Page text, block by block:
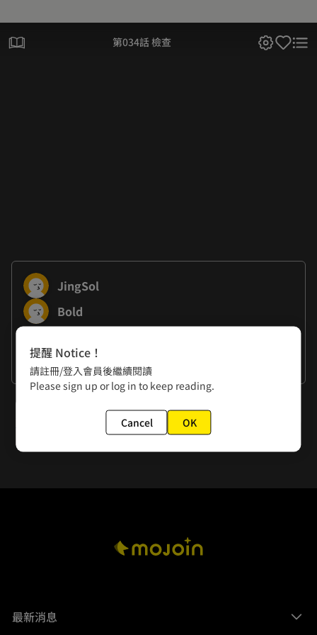
第034話 檢查
JingSol
Bold
作者的話
謝謝大家
第035話 我沒有喜歡你
最新消息
提醒 Notice！
請註冊/登入會員後繼續閱讀
Please sign up or log in to keep reading.
Cancel OK